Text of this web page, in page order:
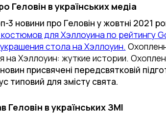
Геловін в українських медіа
3 новини про Геловін у жовтні 2021
для Хэллоуина по рейтингу
стола на Хэллоуин.
на Хэллоуин: жуткие истории.
присвячені передсвятковій
типовий для змісту свята.
Геловін в українських ЗМІ